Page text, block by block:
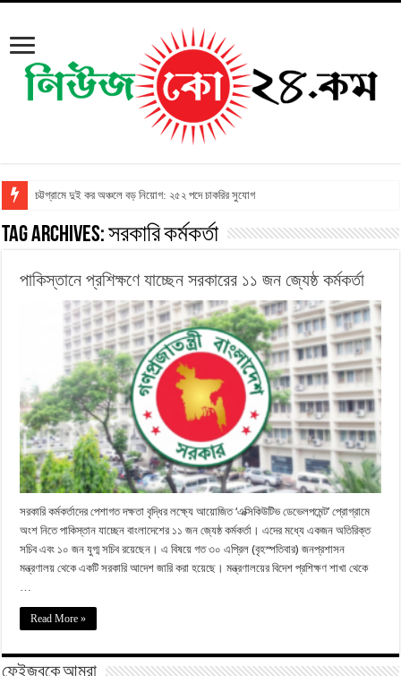
চট্টগ্রামে দুই কর অঞ্চলে বড় নিয়োগ: ২৫২ পদে চাকরির সুযোগ
Tag Archives:সরকারি কর্মকর্তা
পাকিস্তানে প্রশিক্ষণে যাচ্ছেন সরকারের ১১ জন জ্যেষ্ঠ কর্মকর্তা
সরকারি কর্মকর্তাদের পেশাগত দক্ষতা বৃদ্ধির লক্ষ্যে আয়োজিত ‘এক্সিকিউটিভ ডেভেলপমেন্ট’ প্রোগ্রামে
অংশ নিতে পাকিস্তান যাচ্ছেন বাংলাদেশের ১১ জন জ্যেষ্ঠ কর্মকর্তা। এদের মধ্যে একজন অতিরিক্ত
সচিব এবং ১০ জন যুগ্ম সচিব রয়েছেন। এ বিষয়ে গত ৩০ এপ্রিল (বৃহস্পতিবার) জনপ্রশাসন
মন্ত্রণালয় থেকে একটি সরকারি আদেশ জারি করা হয়েছে। মন্ত্রণালয়ের বিদেশ প্রশিক্ষণ শাখা থেকে
Read More »
ফেইজবুকে আমরা